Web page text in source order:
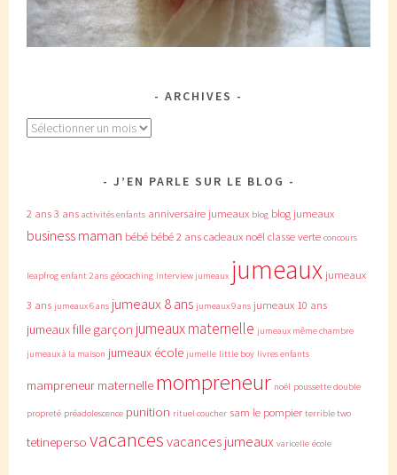
ARCHIVES
Archives
J’EN PARLE SUR LE BLOG
2 ans3 ans activités enfants anniversaire jumeaux blog blog jumeaux
business maman bébé bébé 2 anscadeaux noëlclasse verte concours
leapfrog enfant 2 ans géocaching interview jumeaux jumeaux jumeaux
3 ans jumeaux 6 ans jumeaux 8 ans jumeaux 9 ans jumeaux 10 ans
jumeaux fille garçon jumeaux maternelle jumeaux même chambre
jumeaux à la maison jumeaux école jumelle little boy livres enfants
mampreneur maternelle mompreneur noël poussette double
propreté préadolescence punition rituel coucher sam le pompier terrible two
tetineperso vacances vacances jumeaux varicelle école